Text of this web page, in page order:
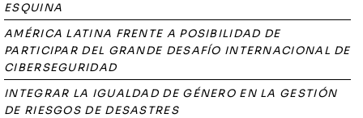
ESQUINA
AMÉRICA LATINA FRENTE A POSIBILIDAD DE
PARTICIPAR DEL GRANDE DESAFÍO INTERNACIONAL DE
CIBERSEGURIDAD
INTEGRAR LA IGUALDAD DE GÉNERO EN LA GESTIÓN
DE RIESGOS DE DESASTRES